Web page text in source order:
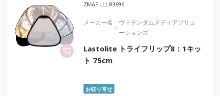
ZMAF-LLLR3696
メーカー名
ヴィデンダムメディアソリュ
ーションズ
Lastolite トライフリップ8：1キッ
ト 75cm
お取り寄せ